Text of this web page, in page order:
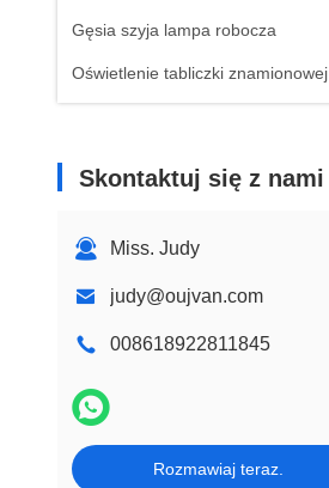
Gęsia szyja lampa robocza
Oświetlenie tabliczki znamionowej
Skontaktuj się z nami
Miss. Judy
judy@oujvan.com
008618922811845
Rozmawiaj teraz.